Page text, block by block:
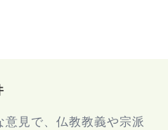
意見で、仏教教義や宗派